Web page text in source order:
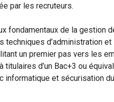
par les recruteurs.
fondamentaux de la gestion
d’administration
un premier pas vers les
titulaires d’un Bac+3 ou
informatique et sécurisation